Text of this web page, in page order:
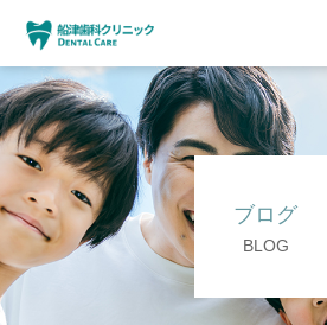
ブログ
BLOG
HOME
クリニックについて
診療方針